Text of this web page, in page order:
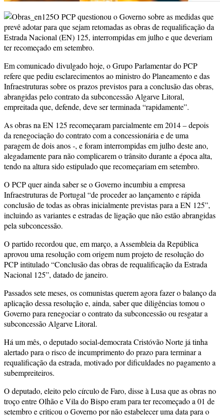
O PCP questionou o Governo sobre as medidas que
prevê adotar para que sejam retomadas as obras de requalificação da
Estrada Nacional (EN) 125, interrompidas em julho e que deveriam
ter recomeçado em setembro.
Em comunicado divulgado hoje, o Grupo Parlamentar do PCP
refere que pediu esclarecimentos ao ministro do Planeamento e das
Infraestruturas sobre os prazos previstos para a conclusão das obras,
abrangidas pelo contrato da subconcessão Algarve Litoral,
empreitada que, defende, deve ser terminada “rapidamente”.
As obras na EN 125 recomeçaram parcialmente em 2014 – depois
da renegociação do contrato com a concessionária e de uma
paragem de dois anos -, e foram interrompidas em julho deste ano,
alegadamente para não complicarem o trânsito durante a época alta,
tendo na altura sido estipulado que recomeçariam em setembro.
O PCP quer ainda saber se o Governo incumbiu a empresa
Infraestruturas de Portugal “de proceder ao lançamento e rápida
conclusão de todas as obras inicialmente previstas para a EN 125”,
incluindo as variantes e estradas de ligação que não estão abrangidas
pela subconcessão.
O partido recordou que, em março, a Assembleia da República
aprovou uma resolução com origem num projeto de resolução do
PCP intitulado “Conclusão das obras de requalificação da Estrada
Nacional 125”, datado de janeiro.
Passados sete meses, os comunistas querem agora fazer o balanço da
aplicação dessa resolução e, ainda, saber que diligências tomou o
Governo para renegociar o contrato da subconcessão ou resgatar a
subconcessão Algarve Litoral.
Há um mês, o deputado social-democrata Cristóvão Norte já tinha
alertado para o risco de incumprimento do prazo para terminar a
requalificação da estrada, motivado por dificuldades no pagamento a
subempreiteiros.
O deputado, eleito pelo círculo de Faro, disse à Lusa que as obras no
troço entre Olhão e Vila do Bispo eram para ter recomeçado a 01 de
setembro e criticou o Governo por não estabelecer uma data para o